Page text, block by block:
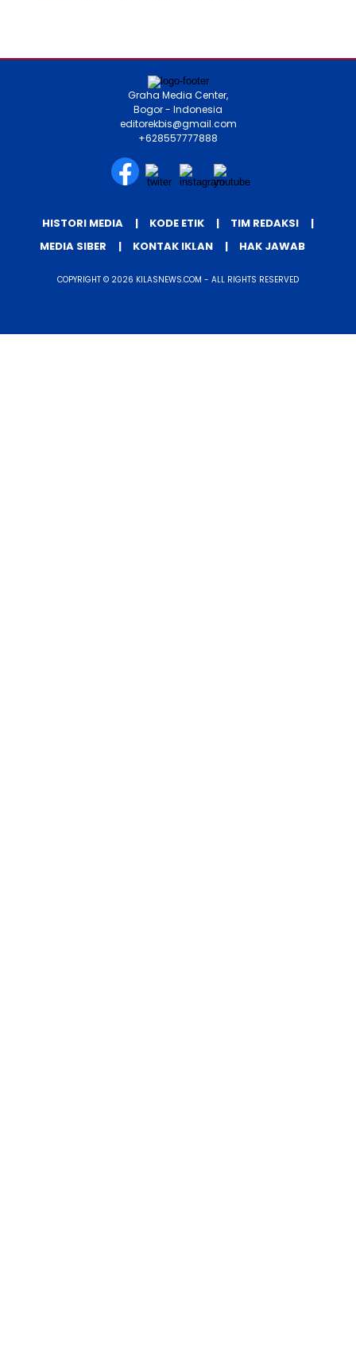
Graha Media Center,
Bogor - Indonesia
editorekbis@gmail.com
+628557777888
HISTORI MEDIA KODE ETIK
TIM REDAKSI
MEDIA SIBER
KONTAK IKLAN HAK JAWAB
COPYRIGHT © 2026 KILASNEWS.COM - ALL RIGHTS RESERVED